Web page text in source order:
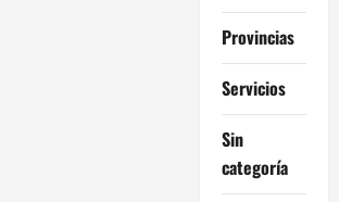
Provincias
Servicios
Sin
categoría